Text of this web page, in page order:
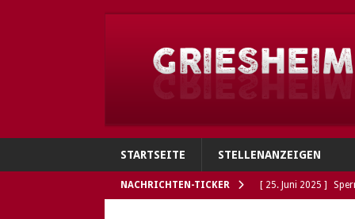
STARTSEITE STELLENANZEIGEN
NACHRICHTEN-TICKER [ 25. Juni 2025 ]